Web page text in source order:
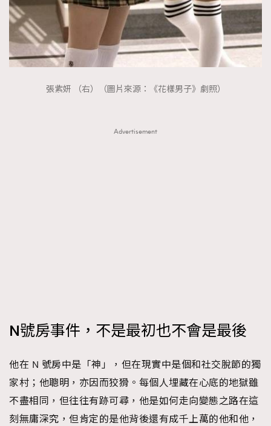
張紫妍 （右）（圖片來源：《花樣男子》劇照）
Advertisement
N號房事件，不是最初也不會是最後
他在 N 號房中是「神」，但在現實中是個和社交脫節的獨
家村；他聰明，亦因而狡猾。每個人埋藏在心底的地獄雖
不盡相同，但往往有跡可尋，他是如何走向變態之路在這
刻無庸深究，但肯定的是他背後還有成千上萬的他和他，